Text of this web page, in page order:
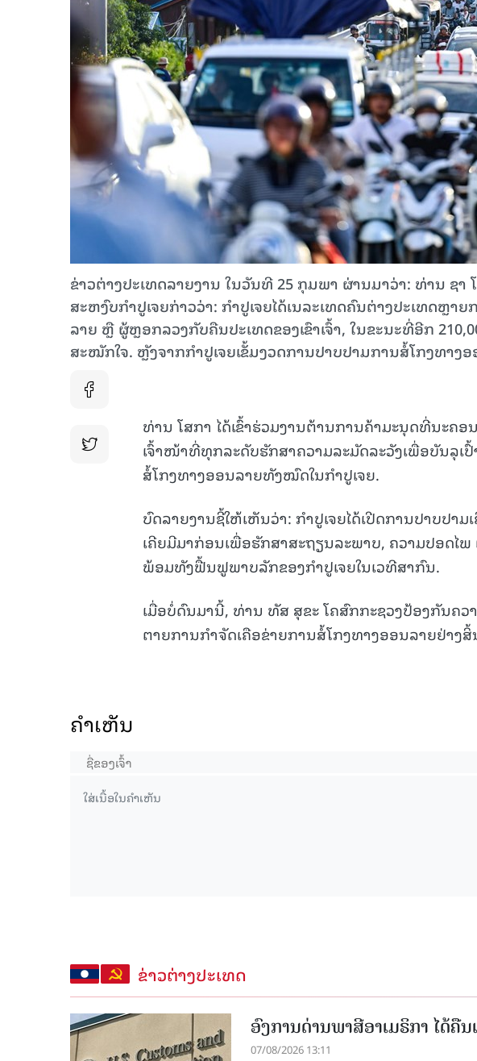
ຂ່າວຕ່າງປະເທດລາຍງານ ໃນວັນທີ 25 ກຸມພາ ຜ່ານມາວ່າ: ທ່ານ ຊ
ສະຫງົບກຳປູເຈຍກ່າວວ່າ: ກໍາປູເຈຍໄດ້ເນລະເທດຄົນຕ່າງປະເທດຫຼາ
ລາຍ ຫຼື ຜູ້ຫຼອກລວງກັບຄືນປະເທດຂອງເຂົາເຈົ້າ, ໃນຂະນະທີ່ອີກ
ສະໝັກໃຈ. ຫຼັງຈາກກຳປູເຈຍເຂັ້ມງວດການປາບປາມການສໍ້ໂກງທາງ
ທ່ານ ໂສກາ ໄດ້ເຂົ້າຮ່ວມງານຕ້ານການຄ້າມະນຸດທີ່ນະຄອ
ເຈົ້າໜ້າທີ່ທຸກລະດັບຮັກສາຄວາມລະມັດລະວັງເພື່ອບັນລຸ
ສໍ້ໂກງທາງອອນລາຍທັງໝົດໃນກຳປູເຈຍ.
ບົດລາຍງານຊີ້ໃຫ້ເຫັນວ່າ: ກຳປູເຈຍໄດ້ເປີດການປາບປາ
ເຄີຍມີມາກ່ອນເພື່ອຮັກສາສະຖຽນລະພາບ, ຄວາມປອດໄ
ພ້ອມທັງຟື້ນຟູພາບລັກຂອງກຳປູເຈຍໃນເວທີສາກົນ.
ເມື່ອບໍ່ດົນມານີ້, ທ່ານ ທັສ ສຸຂະ ໂຄສົກກະຊວງປ້ອງກັນຄວ
ຕາຍການກຳຈັດເຄືອຂ່າຍການສໍ້ໂກງທາງອອນລາຍຢ່າງສິ້
ຄໍາເຫັນ
ຂ່າວຕ່າງປະເທດ
ອົງການດ່ານພາສີອາເມຣິກາ ໄດ້ຄື
07/08/2026 13:11